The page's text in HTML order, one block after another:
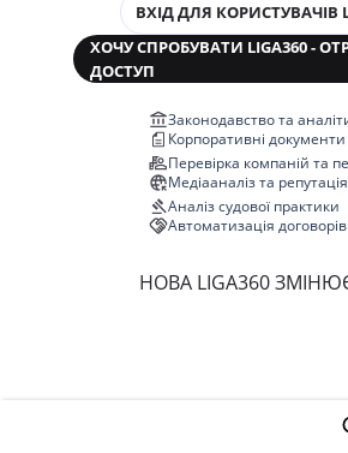
ВХІД ДЛЯ КОРИСТУВАЧІВ
ХОЧУ СПРОБУВАТИ LIGA360 -
ДОСТУП
Законодавство та
Корпоративні документи
Перевірка компаній та
Медіааналіз та репутація
Аналіз судової практики
Автоматизація договорів
НОВА LIGA360